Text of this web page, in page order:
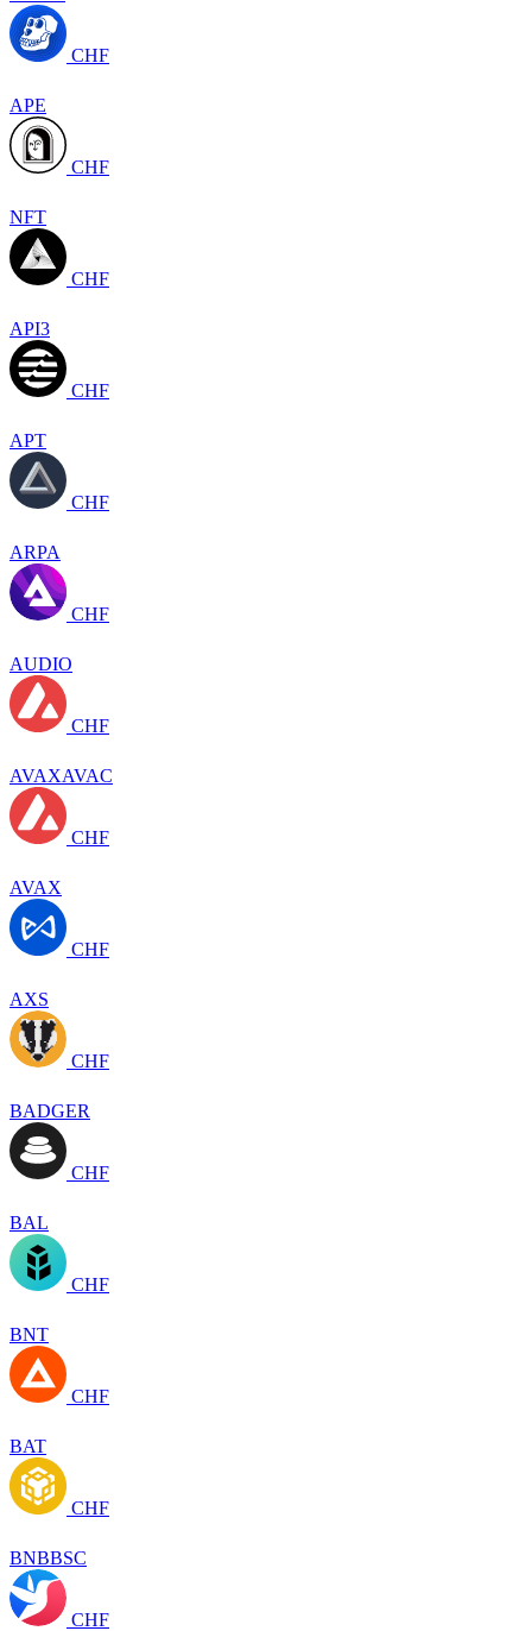
CHF
APE
CHF
NFT
CHF
API3
CHF
APT
CHF
ARPA
CHF
AUDIO
CHF
AVAXAVAC
CHF
AVAX
CHF
AXS
CHF
BADGER
CHF
BAL
CHF
BNT
CHF
BAT
CHF
BNBBSC
CHF